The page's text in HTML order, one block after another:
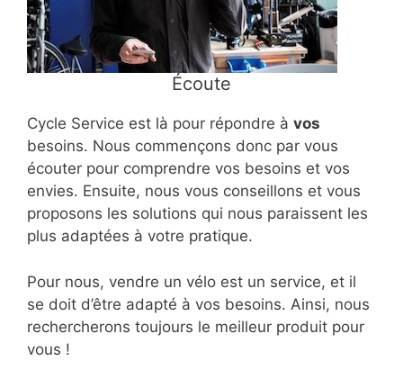
Écoute
Cycle Service est là pour répondre à vos
besoins. Nous commençons donc par vous
écouter pour comprendre vos besoins et vos
envies. Ensuite, nous vous conseillons et vous
proposons les solutions qui nous paraissent les
plus adaptées à votre pratique.
Pour nous, vendre un vélo est un service, et il
se doit d’être adapté à vos besoins. Ainsi, nous
rechercherons toujours le meilleur produit pour
vous !